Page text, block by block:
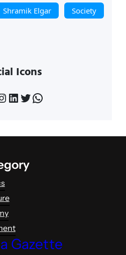
Shramik Elgar Society
Icons
LinkedIn Twitter WhatsApp
Gazette